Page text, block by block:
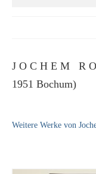
J O C H E M R
1951 Bochum)
Weitere Werke von